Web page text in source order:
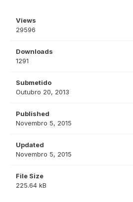
Views
29596
Downloads
1291
Submetido
Outubro 20, 2013
Published
Novembro 5, 2015
Updated
Novembro 5, 2015
File Size
225.64 kB